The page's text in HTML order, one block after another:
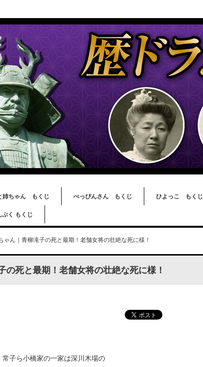
姉ちゃん もくじ べっぴんさん もくじ ひよっこ もくじ
ぷく もくじ
ゃん｜青柳滝子の死と最期！老舗女将の壮絶な死に様！
の死と最期！老舗女将の壮絶な死に様！
子ら小橋家の一家は深川木場の